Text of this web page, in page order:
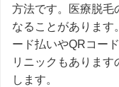
方法です。医療脱毛
なることがあります
ード払いやQRコー
リニックもありま
します。